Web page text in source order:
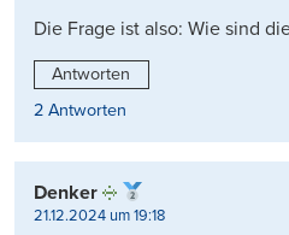
Die Frage ist also: Wie sind
Antworten
2 Antworten
Denker
21.12.2024 um 19:18